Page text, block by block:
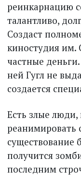
реинкарнацию
талантливо,
Создаст
киностудия им.
частные
ней Гугл не
создается
Есть злые люди,
реанимировать
существование
получится
последним